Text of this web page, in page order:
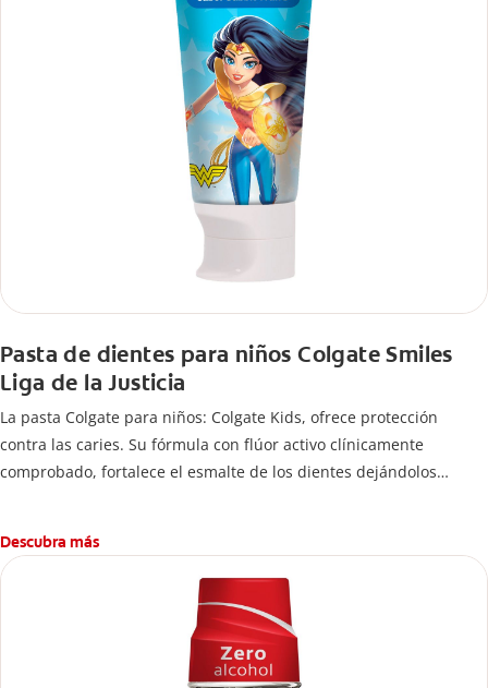
Pasta de dientes para niños Colgate Smiles
Liga de la Justicia
La pasta Colgate para niños: Colgate Kids, ofrece protección
contra las caries. Su fórmula con flúor activo clínicamente
comprobado, fortalece el esmalte de los dientes dejándolos
Descubra más